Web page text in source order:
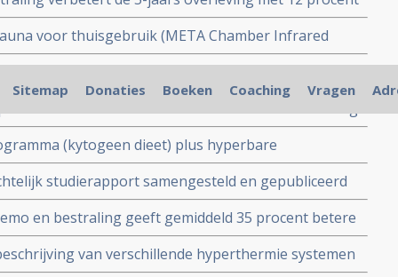
neuskanker. Hyperthermie gaf ook 17 procent
voor thuisgebruik (META Chamber Infrared
alternatief voor total body hyperthermie?
C verbetert overall overleving met 40 procent
met vergevorderde niet-kleincellige
zorg
de kankerstamcellen, ook in combinatie met
(kytogeen dieet) plus hyperbare
geeft uitstekende resultaten op mediane
bij patienten met gevorderde niet-kleincellige
studierapport samengesteld en gepubliceerd
en bestraling geeft gemiddeld 35 procent betere
bewijst reviewstudie met meta analyse van 38
vormen van kanker
van verschillende hyperthermie systemen
Sitemap Donaties Boeken Coaching Vragen